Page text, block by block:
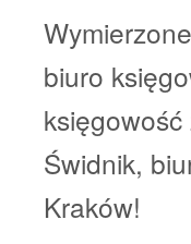
biuro
Świdnik,
Kraków!